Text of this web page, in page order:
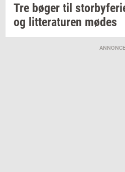
Tre bøger til
og lit­te­ra­tu­ren mødes
ANNONCE